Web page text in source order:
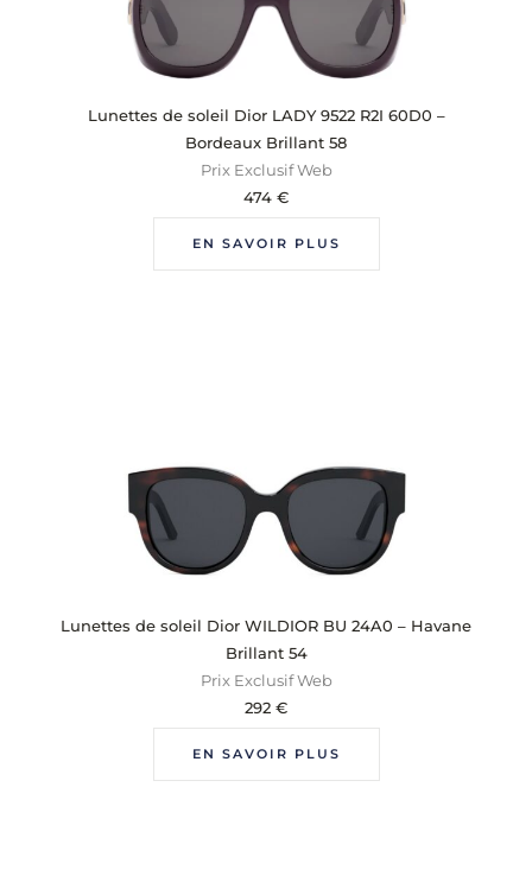
Lunettes de soleil Dior LADY 9522 R2I 60D0 –
Bordeaux Brillant 58
Prix Exclusif Web
474 €
EN SAVOIR PLUS
Lunettes de soleil Dior WILDIOR BU 24A0 – Havane
Brillant 54
Prix Exclusif Web
292 €
EN SAVOIR PLUS